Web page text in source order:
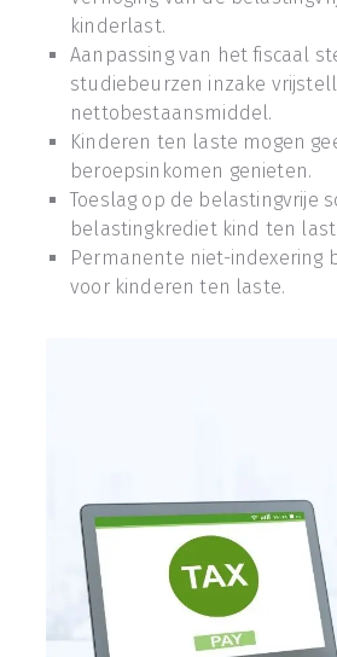
kinderlast.
Aanpassing van het fiscaal
studiebeurzen inzake
nettobestaansmiddel.
Kinderen ten laste mogen
beroepsinkomen genieten.
Toeslag op de belastingvrije
belastingkrediet kind ten
Permanente niet-indexering
voor kinderen ten laste.